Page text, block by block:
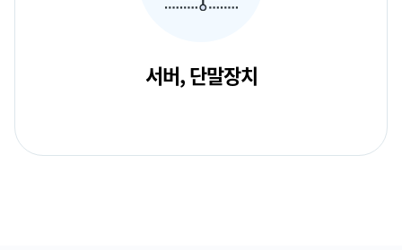
서버, 단말장치